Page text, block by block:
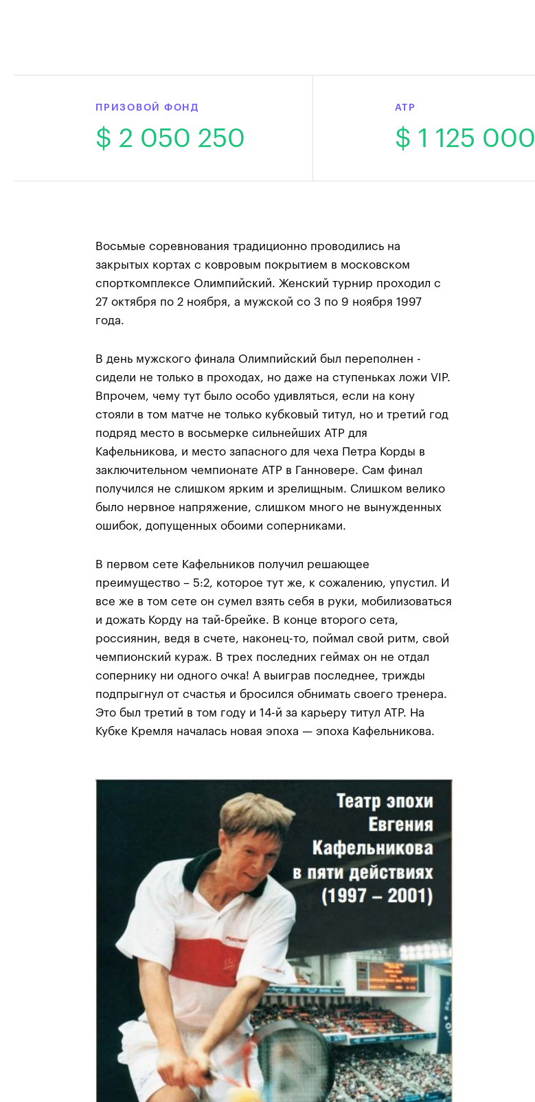
ПРИЗОВОЙ ФОНД
$ 2 050 250
ATP
$ 1 125 000
Восьмые соревнования традиционно проводились на
закрытых кортах с ковровым покрытием в московском
спорткомплексе Олимпийский. Женский турнир проходил с
27 октября по 2 ноября, а мужской со 3 по 9 ноября 1997
года.
В день мужского финала Олимпийский был переполнен -
сидели не только в проходах, но даже на ступеньках ложи VIP.
Впрочем, чему тут было особо удивляться, если на кону
стояли в том матче не только кубковый титул, но и третий год
подряд место в восьмерке сильнейших АТР для
Кафельникова, и место запасного для чеха Петра Корды в
заключительном чемпионате АТР в Ганновере. Сам финал
получился не слишком ярким и зрелищным. Слишком велико
было нервное напряжение, слишком много не вынужденных
ошибок, допущенных обоими соперниками.
В первом сете Кафельников получил решающее
преимущество – 5:2, которое тут же, к сожалению, упустил. И
все же в том сете он сумел взять себя в руки, мобилизоваться
и дожать Корду на тай-брейке. В конце второго сета,
россиянин, ведя в счете, наконец-то, поймал свой ритм, свой
чемпионский кураж. В трех последних геймах он не отдал
сопернику ни одного очка! А выиграв последнее, трижды
подпрыгнул от счастья и бросился обнимать своего тренера.
Это был третий в том году и 14-й за карьеру титул АТР. На
Кубке Кремля началась новая эпоха — эпоха Кафельникова.